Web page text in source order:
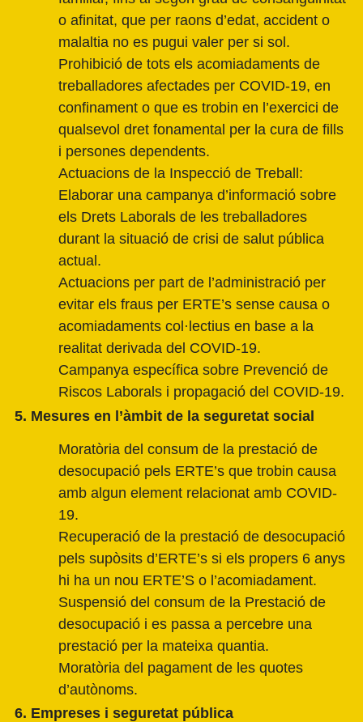
o afinitat, que per raons d’edat, accident o
malaltia no es pugui valer per si sol.
Prohibició de tots els acomiadaments de
treballadores afectades per COVID-19, en
confinament o que es trobin en l’exercici de
qualsevol dret fonamental per la cura de fills
i persones dependents.
Actuacions de la Inspecció de Treball:
Elaborar una campanya d’informació sobre
els Drets Laborals de les treballadores
durant la situació de crisi de salut pública
actual.
Actuacions per part de l’administració per
evitar els fraus per ERTE’s sense causa o
acomiadaments col·lectius en base a la
realitat derivada del COVID-19.
Campanya específica sobre Prevenció de
Riscos Laborals i propagació del COVID-19.
5. Mesures en l’àmbit de la seguretat social
Moratòria del consum de la prestació de
desocupació pels ERTE’s que trobin causa
amb algun element relacionat amb COVID-
19.
Recuperació de la prestació de desocupació
pels supòsits d’ERTE’s si els propers 6 anys
hi ha un nou ERTE’S o l’acomiadament.
Suspensió del consum de la Prestació de
desocupació i es passa a percebre una
prestació per la mateixa quantia.
Moratòria del pagament de les quotes
d’autònoms.
6. Empreses i seguretat pública